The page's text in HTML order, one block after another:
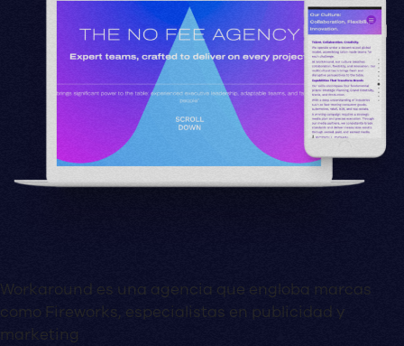
Workaround es una agencia que engloba marcas
como Fireworks, especialistas en publicidad y
marketing